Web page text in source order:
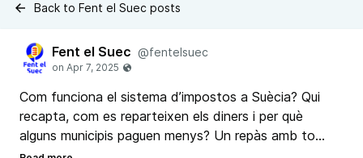
Back to Fent el Suec posts
Fent el Suec @fentelsuec
Com funciona el sistema d’impostos a Suècia? Qui
recapta, com es reparteixen els diners i per què
alguns municipis paguen menys? Un repàs amb to
irònic i mirada crítica per entendre millor un model que,